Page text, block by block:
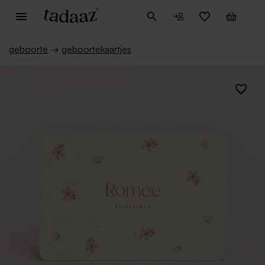
geboorte → geboortekaartjes